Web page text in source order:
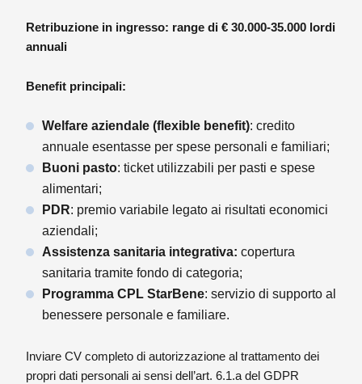
Retribuzione in ingresso: range di € 30.000-35.000 lordi
annuali
Benefit principali:
Welfare aziendale (flexible benefit): credito
annuale esentasse per spese personali e familiari;
Buoni pasto: ticket utilizzabili per pasti e spese
alimentari;
PDR: premio variabile legato ai risultati economici
aziendali;
Assistenza sanitaria integrativa: copertura
sanitaria tramite fondo di categoria;
Programma CPL StarBene: servizio di supporto al
benessere personale e familiare.
Inviare CV completo di autorizzazione al trattamento dei
propri dati personali ai sensi dell’art. 6.1.a del GDPR